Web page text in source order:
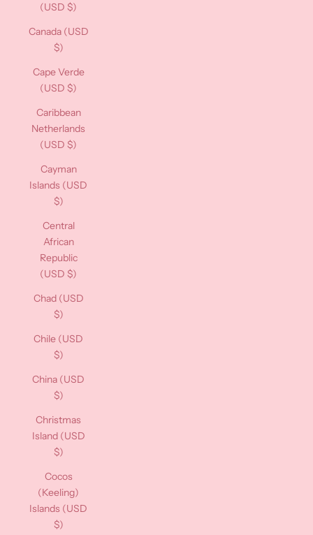
(USD $)
Canada (USD
$)
Cape Verde
(USD $)
Caribbean
Netherlands
(USD $)
Cayman
Islands (USD
$)
Central
African
Republic
(USD $)
Chad (USD
$)
Chile (USD
$)
China (USD
$)
Christmas
Island (USD
$)
Cocos
(Keeling)
Islands (USD
$)